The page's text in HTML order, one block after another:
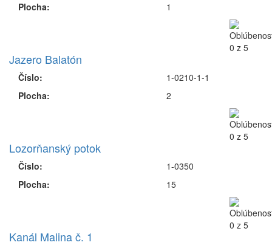
Plocha:
1
Jazero Balatón
Číslo:
Plocha:
1-0210-1-1
2
Lozorňanský potok
Číslo:
Plocha:
1-0350
15
Kanál Malina č. 1